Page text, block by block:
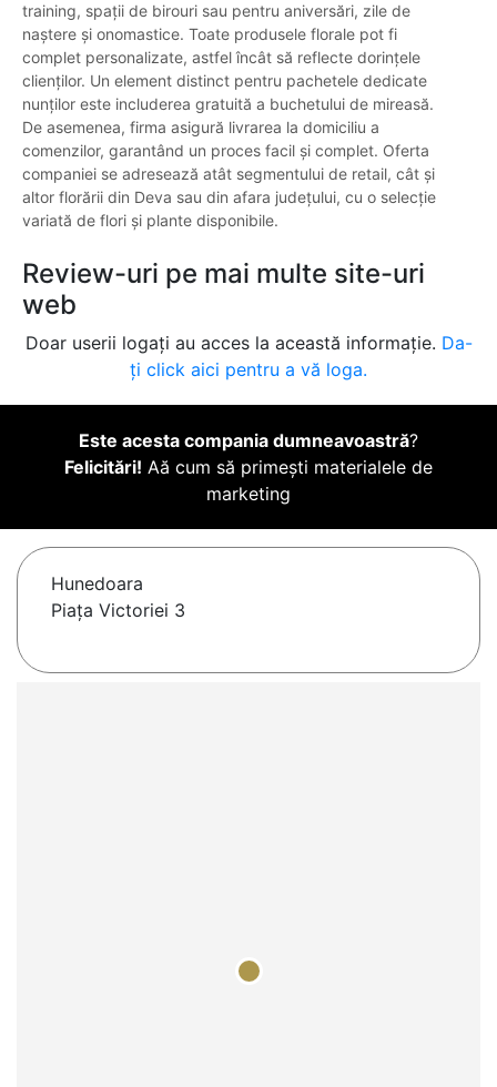
training, spații de birouri sau pentru aniversări, zile de
naștere și onomastice. Toate produsele florale pot fi
complet personalizate, astfel încât să reflecte dorințele
clienților. Un element distinct pentru pachetele dedicate
nunților este includerea gratuită a buchetului de mireasă.
De asemenea, firma asigură livrarea la domiciliu a
comenzilor, garantând un proces facil și complet. Oferta
companiei se adresează atât segmentului de retail, cât și
altor florării din Deva sau din afara județului, cu o selecție
variată de flori și plante disponibile.
Review-uri pe mai multe site-uri
web
Doar userii logați au acces la această informație. Da-
ți click aici pentru a vă loga.
Este acesta compania dumneavoastră?
Felicitări! Aă cum să primești materialele de
marketing
Hunedoara
Piața Victoriei 3